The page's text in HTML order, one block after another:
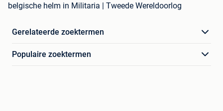
belgische helm in Militaria | Tweede Wereldoorlog
Gerelateerde zoektermen
Populaire zoektermen